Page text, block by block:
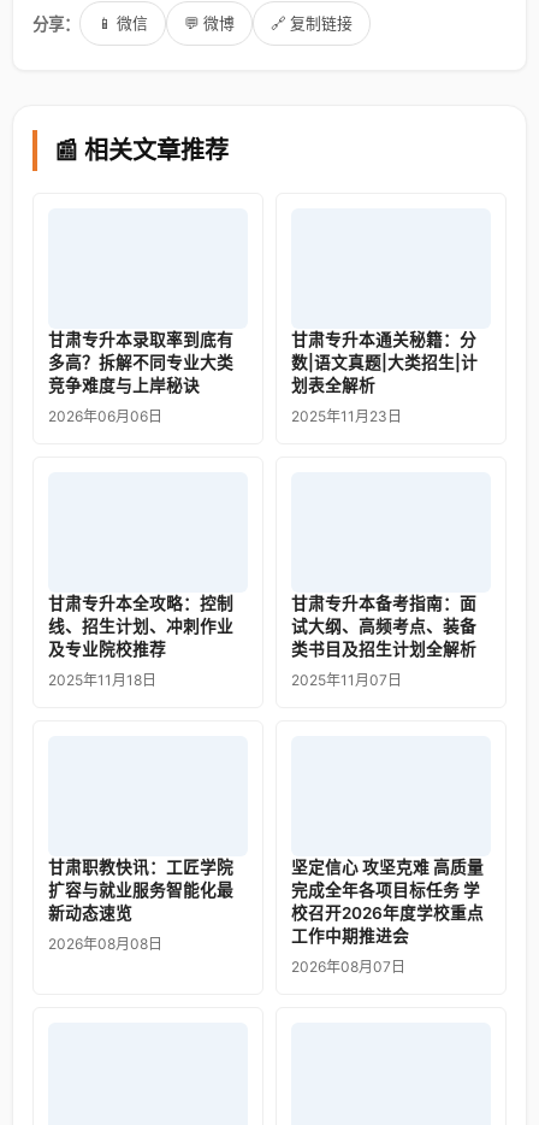
分享：
📱 微信 💬 微博 🔗 复制链接
📰 相关文章推荐
甘肃专升本录取率到底有
多高？拆解不同专业大类
竞争难度与上岸秘诀
2026年06月06日
甘肃专升本通关秘籍：分
数|语文真题|大类招生|计
划表全解析
2025年11月23日
甘肃专升本全攻略：控制
线、招生计划、冲刺作业
及专业院校推荐
2025年11月18日
甘肃专升本备考指南：面
试大纲、高频考点、装备
类书目及招生计划全解析
2025年11月07日
甘肃职教快讯：工匠学院
扩容与就业服务智能化最
新动态速览
2026年08月08日
坚定信心 攻坚克难 高质量
完成全年各项目标任务 学
校召开2026年度学校重点
工作中期推进会
2026年08月07日